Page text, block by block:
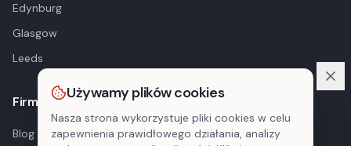
Edynburg
Glasgow
Leeds
Firma
Blog
Używamy plików cookies
Nasza strona wykorzystuje pliki cookies w celu
zapewnienia prawidłowego działania, analizy